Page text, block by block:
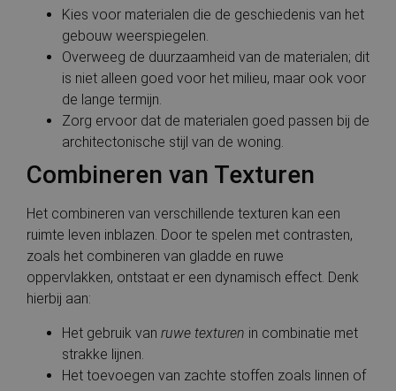
Kies voor materialen die de geschiedenis van het
gebouw weerspiegelen.
Overweeg de duurzaamheid van de materialen; dit
is niet alleen goed voor het milieu, maar ook voor
de lange termijn.
Zorg ervoor dat de materialen goed passen bij de
architectonische stijl van de woning.
Combineren van Texturen
Het combineren van verschillende texturen kan een
ruimte leven inblazen. Door te spelen met contrasten,
zoals het combineren van gladde en ruwe
oppervlakken, ontstaat er een dynamisch effect. Denk
hierbij aan:
Het gebruik van ruwe texturen in combinatie met
strakke lijnen.
Het toevoegen van zachte stoffen zoals linnen of